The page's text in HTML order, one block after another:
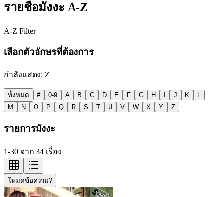
รายชื่อมังงะ A-Z
A-Z Filter
เลือกตัวอักษรที่ต้องการ
กำลังแสดง: Z
ทั้งหมด # 0-9 A B C D E F G H J K
L
M
N O P Q R S T U V W X Y Z
รายการมังงะ
1-30 จาก 34 เรื่อง
โหมดข้อความ?